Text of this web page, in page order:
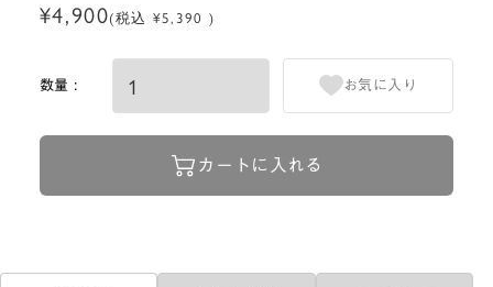
¥4,900(税込 ¥5,390 )
数量 :
カートに入れる
お気に入り